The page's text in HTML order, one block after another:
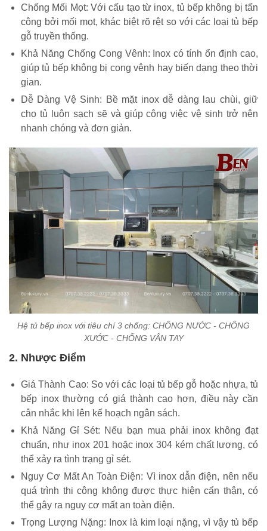
Chống Mối Mọt: Với cấu tạo từ inox, tủ bếp không bị tấn
công bởi mối mọt, khác biệt rõ rệt so với các loại tủ bếp
gỗ truyền thống.
Khả Năng Chống Cong Vênh: Inox có tính ổn định cao,
giúp tủ bếp không bị cong vênh hay biến dạng theo thời
gian.
Dễ Dàng Vệ Sinh: Bề mặt inox dễ dàng lau chùi, giữ
cho tủ luôn sạch sẽ và giúp công việc vệ sinh trở nên
nhanh chóng và đơn giản.
Hệ tủ bếp inox với tiêu chí 3 chống: CHỐNG NƯỚC - CHỐNG
XƯỚC - CHỐNG VÂN TAY
2. Nhược Điểm
Giá Thành Cao: So với các loại tủ bếp gỗ hoặc nhựa, tủ
bếp inox thường có giá thành cao hơn, điều này cần
cân nhắc khi lên kế hoạch ngân sách.
Khả Năng Gỉ Sét: Nếu bạn mua phải inox không đạt
chuẩn, như inox 201 hoặc inox 304 kém chất lượng, có
thể xảy ra tình trạng gỉ sét.
Nguy Cơ Mất An Toàn Điện: Vì inox dẫn điện, nên nếu
quá trình thi công không được thực hiện cẩn thận, có
thể gây ra nguy cơ mất an toàn điện.
Trọng Lượng Nặng: Inox là kim loại nặng, vì vậy tủ bếp